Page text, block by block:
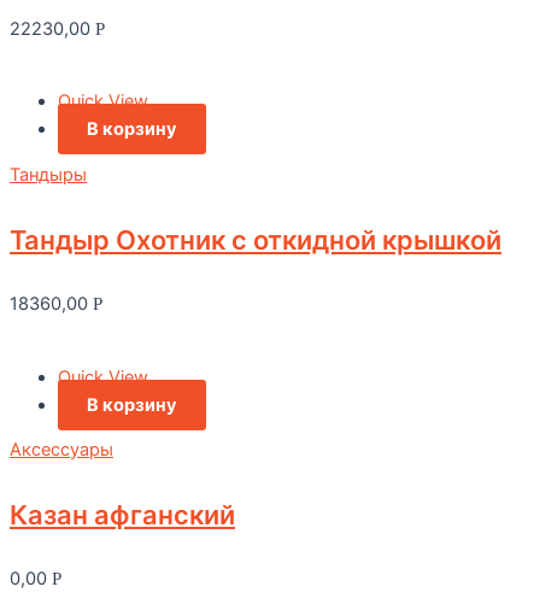
22230,00 Р
Quick View
В корзину
Тандыры
Тандыр Охотник c откидной крышкой
18360,00 Р
Quick View
В корзину
Аксессуары
Казан афганский
0,00 Р